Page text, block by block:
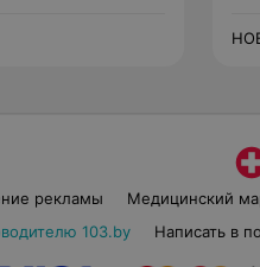
рекламы Медицинский
103.by
Написать в